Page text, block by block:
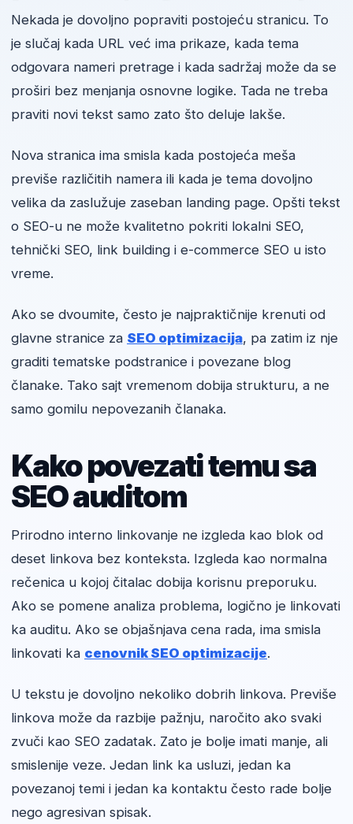
Nekada je dovoljno popraviti postojeću stranicu. To
je slučaj kada URL već ima prikaze, kada tema
odgovara nameri pretrage i kada sadržaj može da se
proširi bez menjanja osnovne logike. Tada ne treba
praviti novi tekst samo zato što deluje lakše.
Nova stranica ima smisla kada postojeća meša
previše različitih namera ili kada je tema dovoljno
velika da zaslužuje zaseban landing page. Opšti tekst
o SEO-u ne može kvalitetno pokriti lokalni SEO,
tehnički SEO, link building i e-commerce SEO u isto
vreme.
Ako se dvoumite, često je najpraktičnije krenuti od
glavne stranice za SEO optimizacija, pa zatim iz nje
graditi tematske podstranice i povezane blog
članake. Tako sajt vremenom dobija strukturu, a ne
samo gomilu nepovezanih članaka.
Kako povezati temu sa
SEO auditom
Prirodno interno linkovanje ne izgleda kao blok od
deset linkova bez konteksta. Izgleda kao normalna
rečenica u kojoj čitalac dobija korisnu preporuku.
Ako se pomene analiza problema, logično je linkovati
ka auditu. Ako se objašnjava cena rada, ima smisla
linkovati ka cenovnik SEO optimizacije.
U tekstu je dovoljno nekoliko dobrih linkova. Previše
linkova može da razbije pažnju, naročito ako svaki
zvuči kao SEO zadatak. Zato je bolje imati manje, ali
smislenije veze. Jedan link ka usluzi, jedan ka
povezanoj temi i jedan ka kontaktu često rade bolje
nego agresivan spisak.